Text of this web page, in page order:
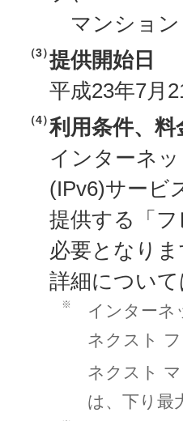
マンション
（3）提供開始日
平成23年7月
（4）利用条件、料
インターネ
(IPv6)サービ
提供する「
必要となり
詳細につい
※
インターネ
ネクスト
ネクスト
は、下り最